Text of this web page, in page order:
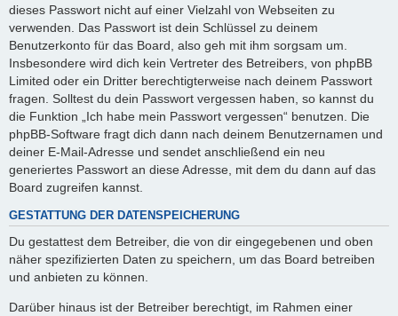
dieses Passwort nicht auf einer Vielzahl von Webseiten zu
verwenden. Das Passwort ist dein Schlüssel zu deinem
Benutzerkonto für das Board, also geh mit ihm sorgsam um.
Insbesondere wird dich kein Vertreter des Betreibers, von phpBB
Limited oder ein Dritter berechtigterweise nach deinem Passwort
fragen. Solltest du dein Passwort vergessen haben, so kannst du
die Funktion „Ich habe mein Passwort vergessen“ benutzen. Die
phpBB-Software fragt dich dann nach deinem Benutzernamen und
deiner E-Mail-Adresse und sendet anschließend ein neu
generiertes Passwort an diese Adresse, mit dem du dann auf das
Board zugreifen kannst.
GESTATTUNG DER DATENSPEICHERUNG
Du gestattest dem Betreiber, die von dir eingegebenen und oben
näher spezifizierten Daten zu speichern, um das Board betreiben
und anbieten zu können.
Darüber hinaus ist der Betreiber berechtigt, im Rahmen einer